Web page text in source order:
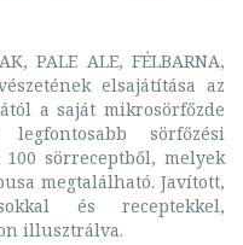
PALE ALE, FÉLBARNA,
elsajátítása az
a saját mikrosörfőzde
sörfőzési
sörreceptből, melyek
megtalálható. Javított,
és receptekkel,
illusztrálva.